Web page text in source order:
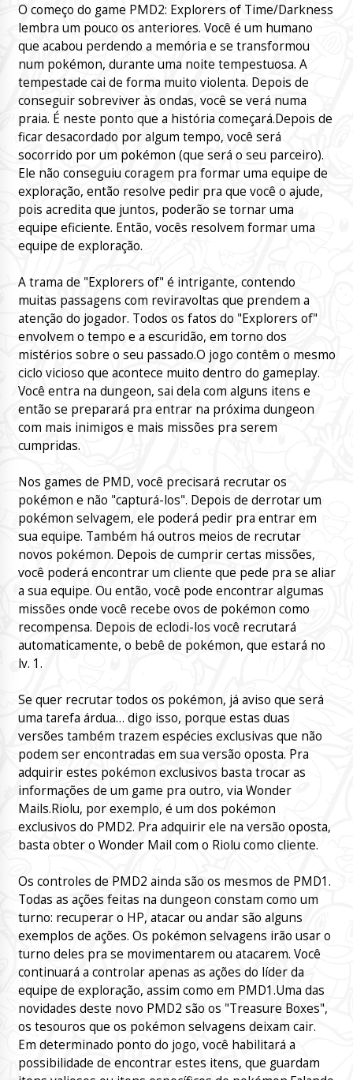
O começo do game PMD2: Explorers of Time/Darkness
lembra um pouco os anteriores. Você é um humano
que acabou perdendo a memória e se transformou
num pokémon, durante uma noite tempestuosa. A
tempestade cai de forma muito violenta. Depois de
conseguir sobreviver às ondas, você se verá numa
praia. É neste ponto que a história começará.Depois de
ficar desacordado por algum tempo, você será
socorrido por um pokémon (que será o seu parceiro).
Ele não conseguiu coragem pra formar uma equipe de
exploração, então resolve pedir pra que você o ajude,
pois acredita que juntos, poderão se tornar uma
equipe eficiente. Então, vocês resolvem formar uma
equipe de exploração.
A trama de "Explorers of" é intrigante, contendo
muitas passagens com reviravoltas que prendem a
atenção do jogador. Todos os fatos do "Explorers of"
envolvem o tempo e a escuridão, em torno dos
mistérios sobre o seu passado.O jogo contêm o mesmo
ciclo vicioso que acontece muito dentro do gameplay.
Você entra na dungeon, sai dela com alguns itens e
então se preparará pra entrar na próxima dungeon
com mais inimigos e mais missões pra serem
cumpridas.
Nos games de PMD, você precisará recrutar os
pokémon e não "capturá-los". Depois de derrotar um
pokémon selvagem, ele poderá pedir pra entrar em
sua equipe. Também há outros meios de recrutar
novos pokémon. Depois de cumprir certas missões,
você poderá encontrar um cliente que pede pra se aliar
a sua equipe. Ou então, você pode encontrar algumas
missões onde você recebe ovos de pokémon como
recompensa. Depois de eclodi-los você recrutará
automaticamente, o bebê de pokémon, que estará no
lv. 1.
Se quer recrutar todos os pokémon, já aviso que será
uma tarefa árdua… digo isso, porque estas duas
versões também trazem espécies exclusivas que não
podem ser encontradas em sua versão oposta. Pra
adquirir estes pokémon exclusivos basta trocar as
informações de um game pra outro, via Wonder
Mails.Riolu, por exemplo, é um dos pokémon
exclusivos do PMD2. Pra adquirir ele na versão oposta,
basta obter o Wonder Mail com o Riolu como cliente.
Os controles de PMD2 ainda são os mesmos de PMD1.
Todas as ações feitas na dungeon constam como um
turno: recuperar o HP, atacar ou andar são alguns
exemplos de ações. Os pokémon selvagens irão usar o
turno deles pra se movimentarem ou atacarem. Você
continuará a controlar apenas as ações do líder da
equipe de exploração, assim como em PMD1.Uma das
novidades deste novo PMD2 são os "Treasure Boxes",
os tesouros que os pokémon selvagens deixam cair.
Em determinado ponto do jogo, você habilitará a
possibilidade de encontrar estes itens, que guardam